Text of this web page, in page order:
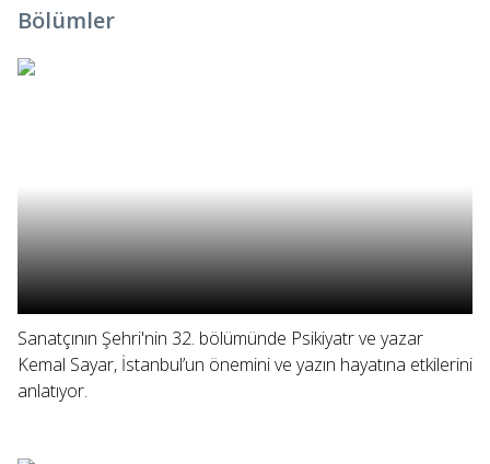
Bölümler
Sanatçının Şehri'nin 32. bölümünde Psikiyatr ve yazar
Kemal Sayar, İstanbul’un önemini ve yazın hayatına etkilerini
anlatıyor.